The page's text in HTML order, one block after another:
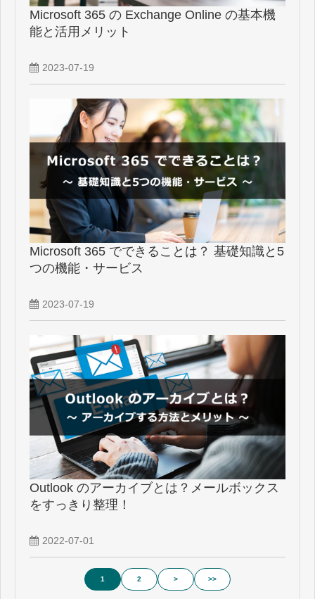
Microsoft 365 の Exchange Online の基本機
能と活用メリット
2023-07-19
Microsoft 365 でできることは？ 基礎知識と5
つの機能・サービス
2023-07-19
Outlook のアーカイブとは？メールボックス
をすっきり整理！
2022-07-01
1 2 > >>